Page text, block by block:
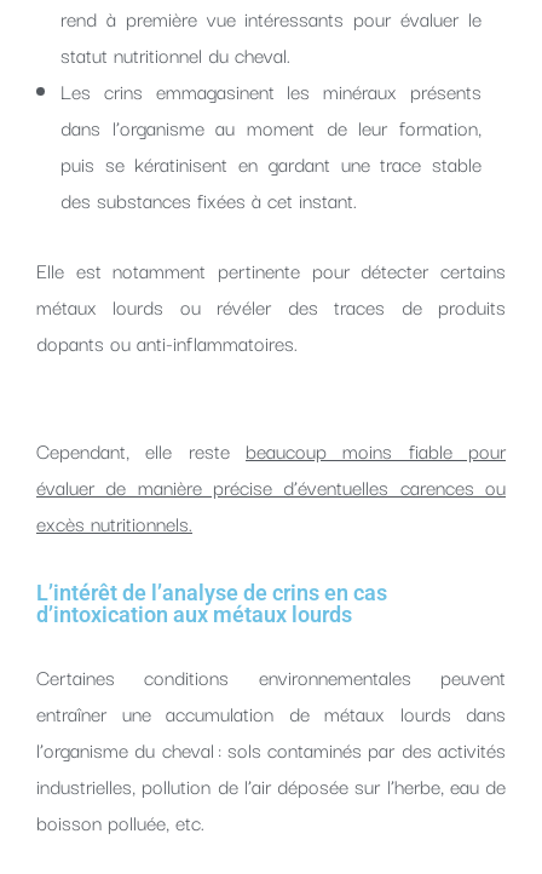
rend à première vue intéressants pour évaluer le
statut nutritionnel du cheval.
Les crins emmagasinent les minéraux présents
dans l’organisme au moment de leur formation,
puis se kératinisent en gardant une trace stable
des substances fixées à cet instant.
Elle est notamment pertinente pour détecter certains
métaux lourds ou révéler des traces de produits
dopants ou anti-inflammatoires.
Cependant, elle reste beaucoup moins fiable pour
évaluer de manière précise d’éventuelles carences ou
excès nutritionnels.
L’intérêt de l’analyse de crins en cas
d’intoxication aux métaux lourds
Certaines conditions environnementales peuvent
entraîner une accumulation de métaux lourds dans
l’organisme du cheval : sols contaminés par des activités
industrielles, pollution de l’air déposée sur l’herbe, eau de
boisson polluée, etc.